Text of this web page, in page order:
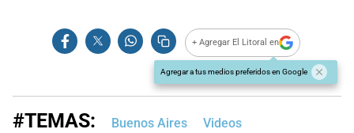
+ Agregar El Litoral en
Agregar a tus medios preferidos en Google
#TEMAS: Buenos Aires Videos